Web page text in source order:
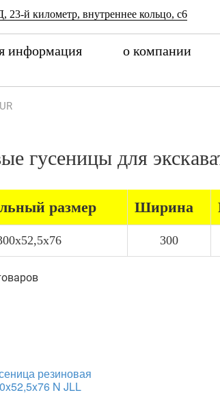
23-й километр, внутреннее кольцо, с6
информация о компании
гусеницы для
размер Ширина
300